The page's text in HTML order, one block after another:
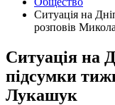
Ситуація на
розповів
Ситуація на
підсумки
Лукашук